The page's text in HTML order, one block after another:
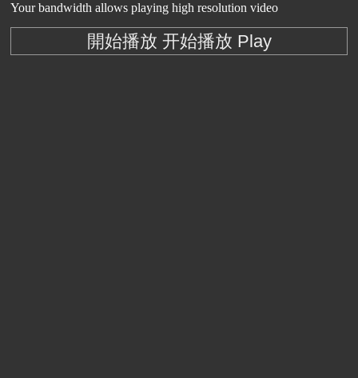
Your bandwidth allows playing high resolution video
開始播放 开始播放 Play